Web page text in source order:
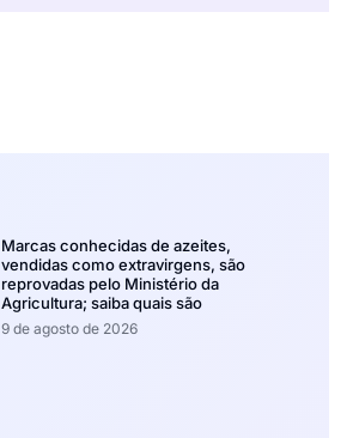
Marcas conhecidas de azeites,
vendidas como extravirgens, são
reprovadas pelo Ministério da
Agricultura; saiba quais são
9 de agosto de 2026